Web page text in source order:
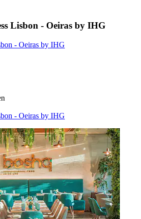
Lisbon - Oeiras by IHG
- Oeiras by IHG
- Oeiras by IHG